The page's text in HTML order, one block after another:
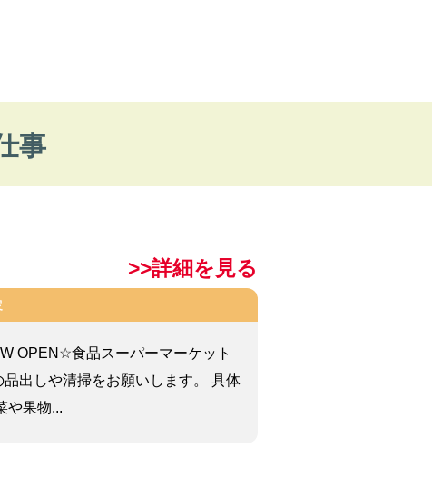
事
>>詳細を見る
OPEN☆食品スーパーマーケット
品出しや清掃をお願いします。 具体
や果物...